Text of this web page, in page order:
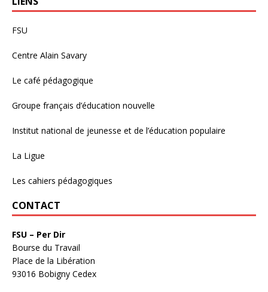
FSU
Centre Alain Savary
Le café pédagogique
Groupe français d’éducation nouvelle
Institut national de jeunesse et de l’éducation populaire
La Ligue
Les cahiers pédagogiques
CONTACT
FSU – Per Dir
Bourse du Travail
Place de la Libération
93016 Bobigny Cedex